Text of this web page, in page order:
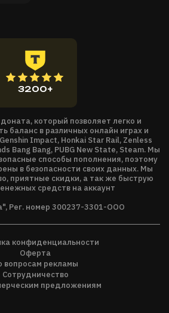
который позволяет легко и
баланс в различных онлайн играх и
Impact, Honkai Star Rail, Zenless
Bang Bang, PUBG New State, Steam. Мы
способы пополнения, поэтому
в безопасности своих данных. Мы
приятные скидки, а так же быструю
средств на аккаунт
Рег. номер 300237-3301-ООО
3200+
конфиденциальности
Оферта
вопросам рекламы
Сотрудничество
предложениям